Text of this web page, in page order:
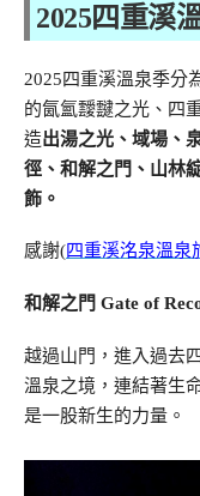
2025四重溪
2025四重溪溫泉季分
的氤氳靉靆之光、四
造出湯之光、域場、
徑、和解之門、山林
飾。
感謝(四重溪洺泉溫泉
和解之門 Gate of
越過山門，進入過去
溫泉之境，連結著生
是一股新生的力量。